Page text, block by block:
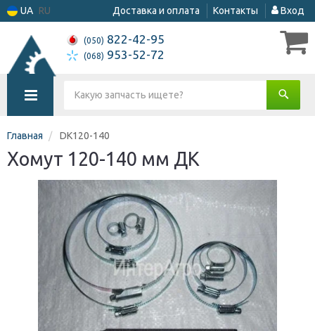
UA RU Доставка и оплата Контакты Вход
(050) 822-42-95
(068) 953-52-72
Главная DK120-140
Хомут 120-140 мм ДК